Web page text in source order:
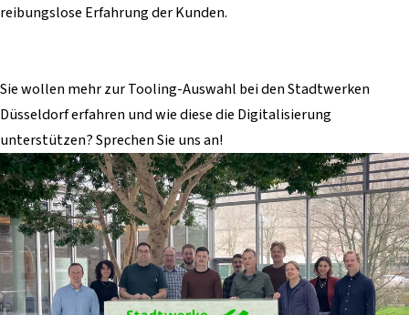
reibungslose Erfahrung der Kunden.
Sie wollen mehr zur Tooling-Auswahl bei den Stadtwerken
Düsseldorf erfahren und wie diese die Digitalisierung
unterstützen? Sprechen Sie uns an!